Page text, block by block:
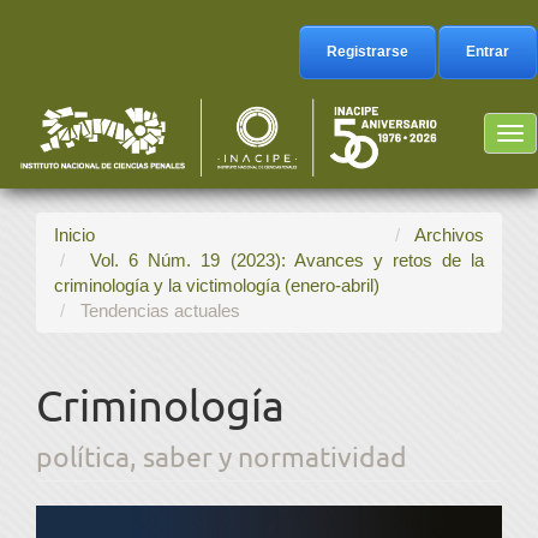
Barra
lateral
Registrarse Entrar
Inicio
Archivos
Vol. 6 Núm. 19 (2023): Avances y retos de la
criminología y la victimología (enero-abril)
Tendencias actuales
Criminología
política, saber y normatividad